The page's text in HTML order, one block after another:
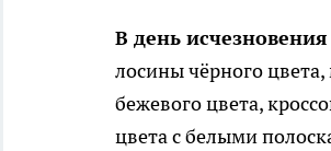
В день исчезновения
лосины чёрного
бежевого цвета,
цвета с белыми